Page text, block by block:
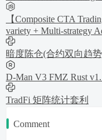
【Composite CTA
variety + Multi-strategy
暗度陈仓(合约双向趋
D-Man V3 FMZ Rust
TradFi 矩阵统计套利
Comment